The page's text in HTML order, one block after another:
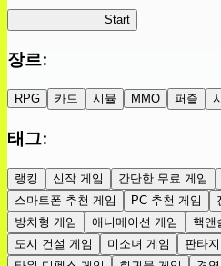
Start
장르:
RPG 카드 시뮬 MMO 퍼즐
태그:
랭킹 신작 게임 간단한 무료 게임
스마트폰 추천 게임
PC 추천 게임
방치형 게임
애니메이션 게임 핵앤
도시 건설 게임
미소녀 게임 판타